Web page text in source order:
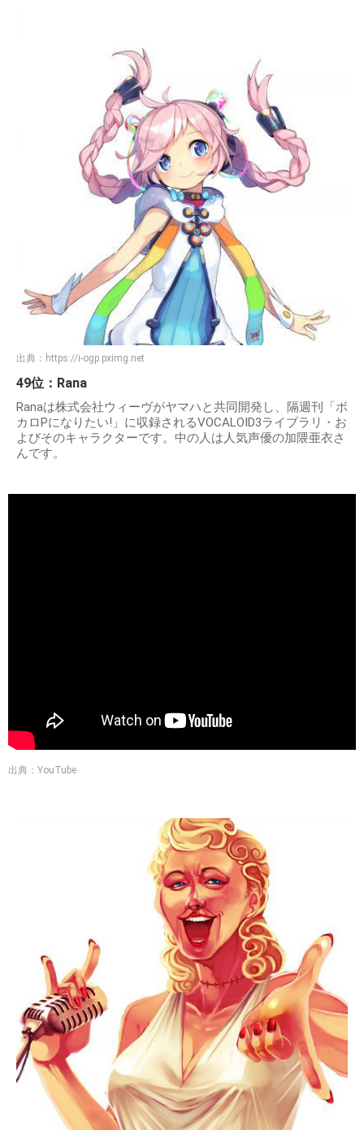
出典： https://i-ogp.pximg.net
49位：Rana
Ranaは株式会社ウィーヴがヤマハと共同開発し、隔週刊「ボ
カロPになりたい!」に収録されるVOCALOID3ライブラリ・お
よびそのキャラクターです。中の人は人気声優の加隈亜衣さ
んです。
出典：YouTube